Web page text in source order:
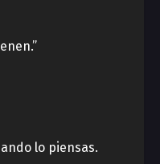
lo piensas.